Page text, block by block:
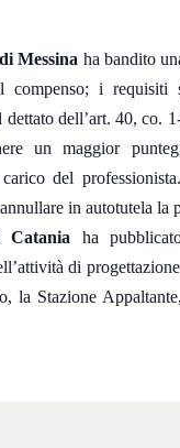
Messina ha bandito
compenso; i requisiti
dettato dell’art. 40, co.
un maggior
del
in autotutela la
Catania ha
di
la Stazione